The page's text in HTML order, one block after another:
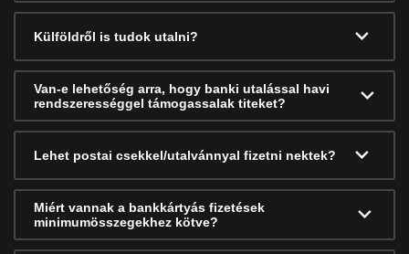
Külföldről is tudok utalni?
Van-e lehetőség arra, hogy banki utalással havi
rendszerességgel támogassalak titeket?
Lehet postai csekkel/utalvánnyal fizetni nektek?
Miért vannak a bankkártyás fizetések
minimumösszegekhez kötve?